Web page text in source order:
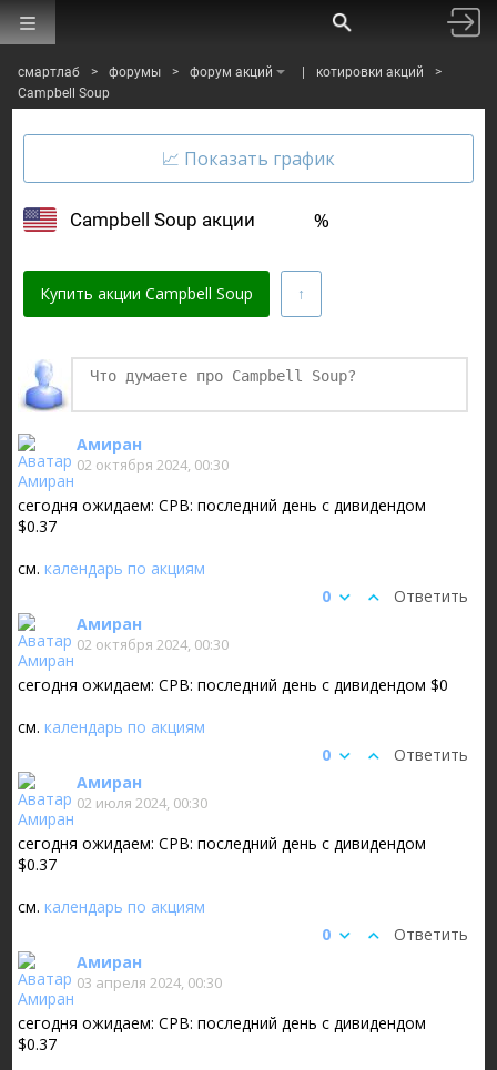
смартлаб > форумы > форум акций котировки акций
>
Campbell Soup
Campbell Soup акции %
Купить акции Campbell Soup
Финаме
Амиран
02 октября 2024, 00:30
сегодня ожидаем: CPB: последний день с дивидендом
$0.37
см.календарь по акциям
Ответить
0
Амиран
02 октября 2024, 00:30
сегодня ожидаем: CPB: последний день с дивидендом $0
см.календарь по акциям
Ответить
0
Амиран
02 июля 2024, 00:30
сегодня ожидаем: CPB: последний день с дивидендом
$0.37
см.календарь по акциям
Ответить
0
Амиран
03 апреля 2024, 00:30
сегодня ожидаем: CPB: последний день с дивидендом
$0.37